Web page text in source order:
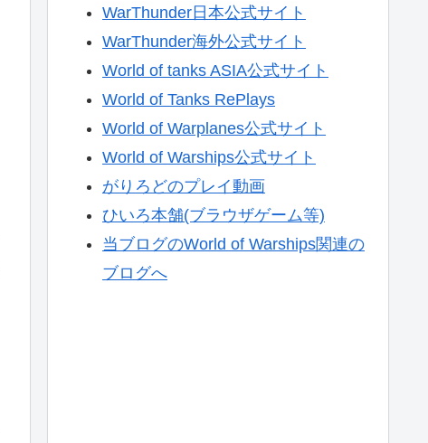
WarThunder日本公式サイト
WarThunder海外公式サイト
World of tanks ASIA公式サイト
World of Tanks RePlays
World of Warplanes公式サイト
World of Warships公式サイト
がりろどのプレイ動画
ひいろ本舗(ブラウザゲーム等)
当ブログのWorld of Warships関連の
ブログへ